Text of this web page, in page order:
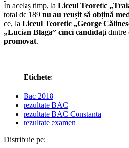
În acelaș timp, la Liceul Teoretic
total de 189 nu au reușit să obțină
ce, la Liceul Teoretic „George
„Lucian Blaga” cinci candidați dintre
promovat.
Etichete:
Bac 2018
rezultate BAC
rezultate BAC Constanta
rezultate examen
Distribuie pe: